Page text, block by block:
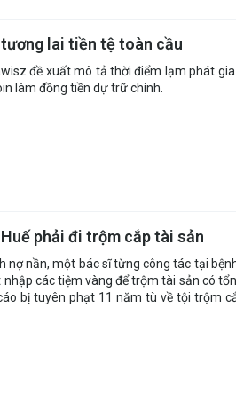
lai tiền tệ toàn cầu
đề xuất mô tả thời điểm lạm phát
làm đồng tiền dự trữ chính.
phải đi trộm cắp tài sản
nợ nần, một bác sĩ từng công tác tại
các tiệm vàng để trộm tài sản có
bị tuyên phạt 11 năm tù về tội trộm